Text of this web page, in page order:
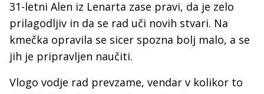
31-letni Alen iz Lenarta zase pravi, da je zelo
prilagodljiv in da se rad uči novih stvari. Na
kmečka opravila se sicer spozna bolj malo, a se
jih je pripravljen naučiti.
Vlogo vodje rad prevzame, vendar v kolikor to